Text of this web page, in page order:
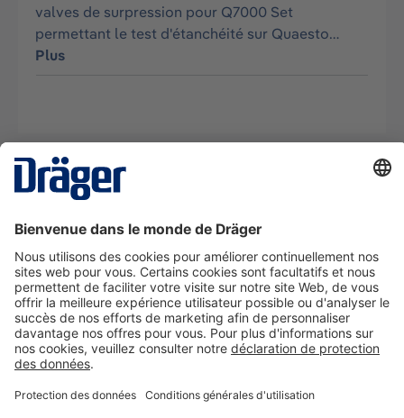
valves de surpression pour Q7000 Set
permettant le test d'étanchéité sur Quaesto…
Plus
La technologie
Nous contacter
A propos de Dräger
Informations